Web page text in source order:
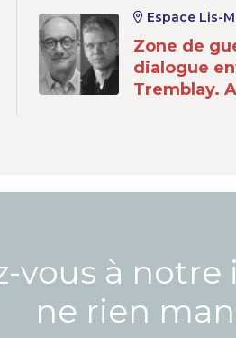
Espace Lis-
Zone de
dialogue
Tremblay.
vous à
ne rien